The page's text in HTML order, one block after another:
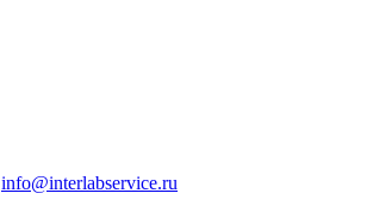
info@interlabservice.ru